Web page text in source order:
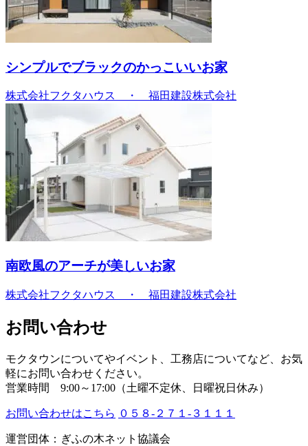
シンプルでブラックのかっこいいお家
株式会社フクタハウス ・ 福田建設株式会社
南欧風のアーチが美しいお家
株式会社フクタハウス ・ 福田建設株式会社
お問い合わせ
モクタウンについてやイベント、工務店についてなど、お気
軽にお問い合わせください。
営業時間 9:00～17:00（土曜不定休、日曜祝日休み）
お問い合わせはこちら ０５８-２７１-３１１１
運営団体：ぎふの木ネット協議会